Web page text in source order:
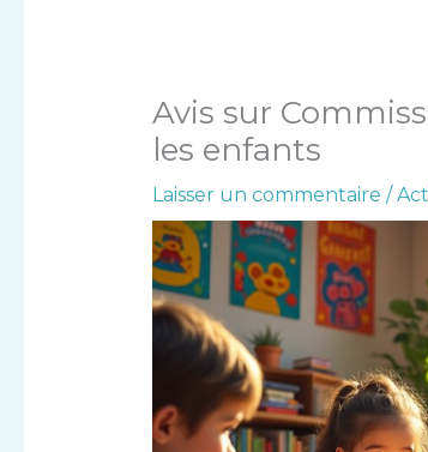
Avis sur
les enfants
Laisser un commentaire /